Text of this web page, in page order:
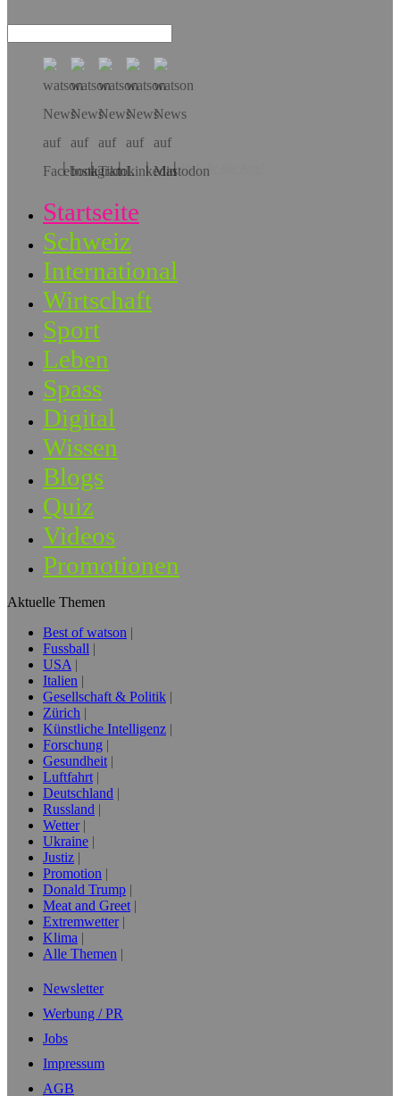
Hol dir die App!
Startseite
Schweiz
International
Wirtschaft
Sport
Leben
Spass
Digital
Wissen
Blogs
Quiz
Videos
Promotionen
Aktuelle Themen
Best of watson
Fussball
USA
Italien
Gesellschaft & Politik
Zürich
Künstliche Intelligenz
Forschung
Gesundheit
Luftfahrt
Deutschland
Russland
Wetter
Ukraine
Justiz
Promotion
Donald Trump
Meat and Greet
Extremwetter
Klima
Alle Themen
Newsletter
Werbung / PR
Jobs
Impressum
AGB